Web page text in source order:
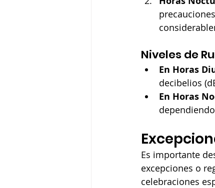
Niveles de
En Horas
decibelios
En Horas
Es importante
excepciones o
celebraciones